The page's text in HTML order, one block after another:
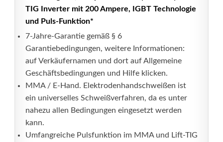
TIG Inverter mit 200 Ampere, IGBT Technologie
und Puls-Funktion*
7-Jahre-Garantie gemäß § 6
Garantiebedingungen, weitere Informationen:
auf Verkäufernamen und dort auf Allgemeine
Geschäftsbedingungen und Hilfe klicken.
MMA / E-Hand. Elektrodenhandschweißen ist
ein universelles Schweißverfahren, da es unter
nahezu allen Bedingungen eingesetzt werden
kann.
Umfangreiche Pulsfunktion im MMA und Lift-TIG